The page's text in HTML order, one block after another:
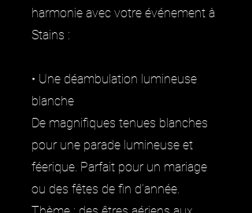
harmonie avec votre événement à
Stains :
• Une déambulation lumineuse
blanche
De magnifiques tenues blanches
pour une parade lumineuse et
féerique. Parfait pour un mariage
ou des fêtes de fin d’année.